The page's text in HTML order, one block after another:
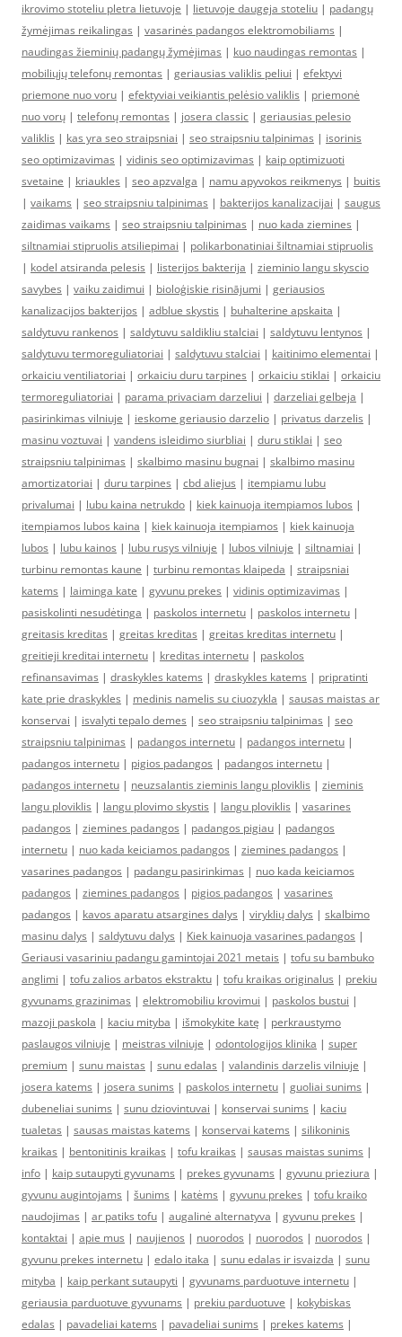
ikrovimo stoteliu pletra lietuvoje | lietuvoje daugeja stoteliu | padangų
žymėjimas reikalingas | vasarinės padangos elektromobiliams |
naudingas žieminių padangų žymėjimas | kuo naudingas remontas |
mobiliųjų telefonų remontas | geriausias valiklis peliui | efektyvi
priemone nuo voru | efektyviai veikiantis pelėsio valiklis | priemonė
nuo vorų | telefonų remontas | josera classic | geriausias pelesio
valiklis | kas yra seo straipsniai | seo straipsniu talpinimas | isorinis
seo optimizavimas | vidinis seo optimizavimas | kaip optimizuoti
svetaine | kriaukles | seo apzvalga | namu apyvokos reikmenys | buitis
| vaikams | seo straipsniu talpinimas | bakterijos kanalizacijai | saugus
zaidimas vaikams | seo straipsniu talpinimas | nuo kada ziemines |
siltnamiai stipruolis atsiliepimai | polikarbonatiniai šiltnamiai stipruolis
| kodel atsiranda pelesis | listerijos bakterija | zieminio langu skyscio
savybes | vaiku zaidimui | bioloģiskie risinājumi | geriausios
kanalizacijos bakterijos | adblue skystis | buhalterine apskaita |
saldytuvu rankenos | saldytuvu saldikliu stalciai | saldytuvu lentynos |
saldytuvu termoreguliatoriai | saldytuvu stalciai | kaitinimo elementai |
orkaiciu ventiliatoriai | orkaiciu duru tarpines | orkaiciu stiklai | orkaiciu
termoreguliatoriai | parama privaciam darzeliui | darzeliai gelbeja |
pasirinkimas vilniuje | ieskome geriausio darzelio | privatus darzelis |
masinu voztuvai | vandens isleidimo siurbliai | duru stiklai | seo
straipsniu talpinimas | skalbimo masinu bugnai | skalbimo masinu
amortizatoriai | duru tarpines | cbd aliejus | itempiamu lubu
privalumai | lubu kaina netrukdo | kiek kainuoja itempiamos lubos |
itempiamos lubos kaina | kiek kainuoja itempiamos | kiek kainuoja
lubos | lubu kainos | lubu rusys vilniuje | lubos vilniuje | siltnamiai |
turbinu remontas kaune | turbinu remontas klaipeda | straipsniai
katems | laiminga kate | gyvunu prekes | vidinis optimizavimas |
pasiskolinti nesudėtinga | paskolos internetu | paskolos internetu |
greitasis kreditas | greitas kreditas | greitas kreditas internetu |
greitieji kreditai internetu | kreditas internetu | paskolos
refinansavimas | draskykles katems | draskykles katems | pripratinti
kate prie draskykles | medinis namelis su ciuozykla | sausas maistas ar
konservai | isvalyti tepalo demes | seo straipsniu talpinimas | seo
straipsniu talpinimas | padangos internetu | padangos internetu |
padangos internetu | pigios padangos | padangos internetu |
padangos internetu | neuzsalantis zieminis langu ploviklis | zieminis
langu ploviklis | langu plovimo skystis | langu ploviklis | vasarines
padangos | ziemines padangos | padangos pigiau | padangos
internetu | nuo kada keiciamos padangos | ziemines padangos |
vasarines padangos | padangu pasirinkimas | nuo kada keiciamos
padangos | ziemines padangos | pigios padangos | vasarines
padangos | kavos aparatu atsargines dalys | viryklių dalys | skalbimo
masinu dalys | saldytuvu dalys | Kiek kainuoja vasarines padangos |
Geriausi vasariniu padangu gamintojai 2021 metais | tofu su bambuko
anglimi | tofu zalios arbatos ekstraktu | tofu kraikas originalus | prekiu
gyvunams grazinimas | elektromobiliu krovimui | paskolos bustui |
mazoji paskola | kaciu mityba | išmokykite katę | perkraustymo
paslaugos vilniuje | meistras vilniuje | odontologijos klinika | super
premium | sunu maistas | sunu edalas | valandinis darzelis vilniuje |
josera katems | josera sunims | paskolos internetu | guoliai sunims |
dubeneliai sunims | sunu dziovintuvai | konservai sunims | kaciu
tualetas | sausas maistas katems | konservai katems | silikoninis
kraikas | bentonitinis kraikas | tofu kraikas | sausas maistas sunims |
info | kaip sutaupyti gyvunams | prekes gyvunams | gyvunu prieziura |
gyvunu augintojams | šunims | katėms | gyvunu prekes | tofu kraiko
naudojimas | ar patiks tofu | augalinė alternatyva | gyvunu prekes |
kontaktai | apie mus | naujienos | nuorodos | nuorodos | nuorodos |
gyvunu prekes internetu | edalo itaka | sunu edalas ir isvaizda | sunu
mityba | kaip perkant sutaupyti | gyvunams parduotuve internetu |
geriausia parduotuve gyvunams | prekiu parduotuve | kokybiskas
edalas | pavadeliai katems | pavadeliai sunims | prekes katems |